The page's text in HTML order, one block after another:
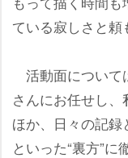
ている寂しさと頼
活動面について
さんにお任せし
ほか、日々の記録
といった“裏方”に